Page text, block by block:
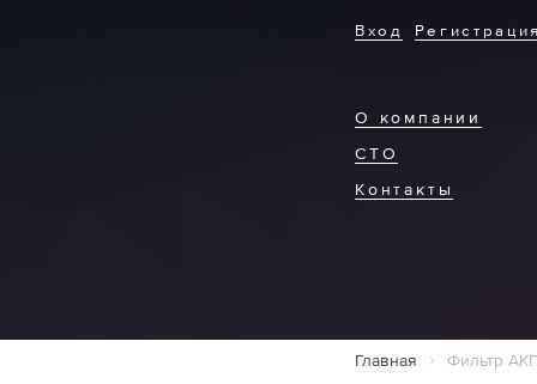
О компании
СТО
Контакты
Вход
Главная Фильтр